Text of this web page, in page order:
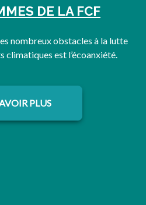
DE LA FCF
ongletnombreux obstacles à la lutte
climatiques est l’écoanxiété.
PLUS